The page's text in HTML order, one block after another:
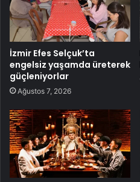
İzmir Efes Selçuk’ta
engelsiz yaşamda üreterek
güçleniyorlar
Ağustos 7, 2026